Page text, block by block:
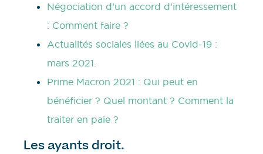
Négociation d’un accord d’intéressement
: Comment faire ?
Actualités sociales liées au Covid-19 :
mars 2021.
Prime Macron 2021 : Qui peut en
bénéficier ? Quel montant ? Comment la
traiter en paie ?
Les ayants droit.